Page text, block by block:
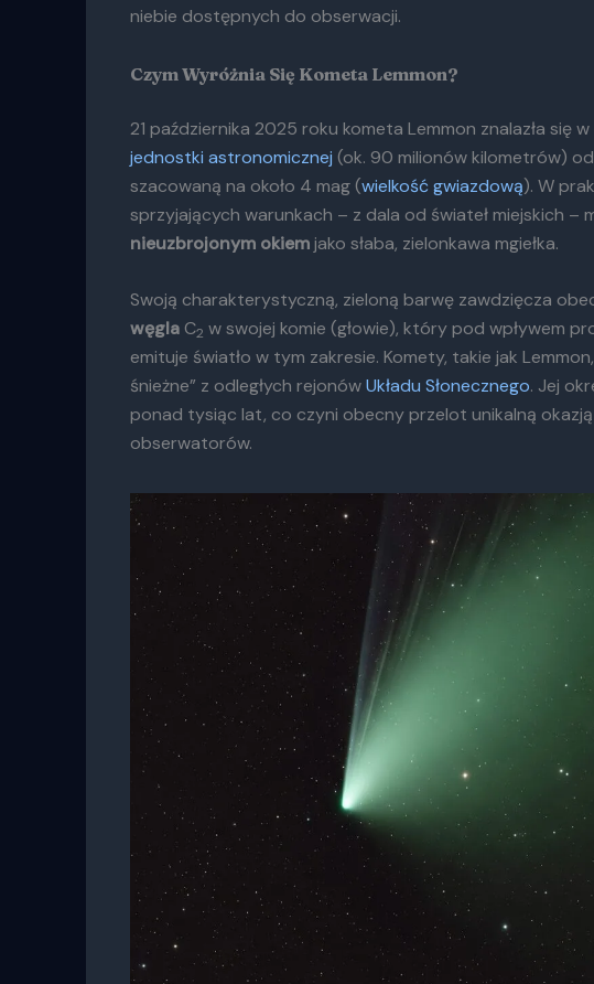
niebie dostępnych do obserwacji.
Czym Wyróżnia Się Kometa Lemmon?
21 października 2025 roku kometa Lemmon znalazła się
jednostki astronomicznej (ok. 90 milionów kilometrów)
szacowaną na około 4 mag (wielkość gwiazdową). W
sprzyjających warunkach – z dala od świateł miejskich –
nieuzbrojonym okiemjako słaba, zielonkawa mgiełka.
Swoją charakterystyczną, zieloną barwę zawdzięcza
węglaC2 w swojej komie (głowie), który pod wpływem
emituje światło w tym zakresie. Komety, takie jak
śnieżne” z odległych rejonówUkładu Słonecznego. Jej
ponad tysiąc lat, co czyni obecny przelot unikalną
obserwatorów.